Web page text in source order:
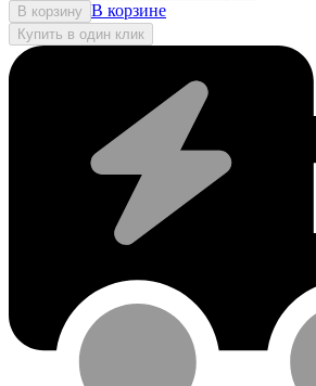
В корзину В корзине
Купить в один клик